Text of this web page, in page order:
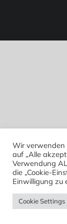
Wir verwenden
auf „Alle
Verwendung
die „Cookie-
Einwilligung zu
Cookie Settings